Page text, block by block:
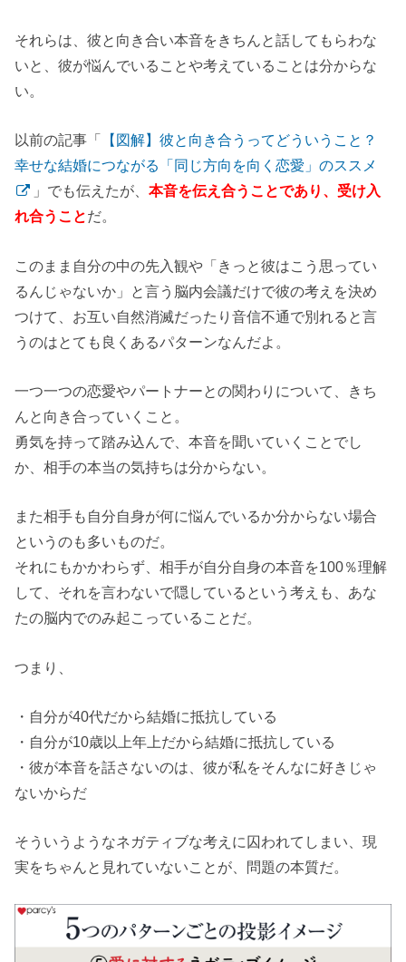
それらは、彼と向き合い本音をきちんと話してもらわな
いと、彼が悩んでいることや考えていることは分からな
い。
以前の記事「 【図解】彼と向き合うってどういうこと？
幸せな結婚につながる「同じ方向を向く恋愛」のススメ
」でも伝えたが、本音を伝え合うことであり、受け入
れ合うことだ。
このまま自分の中の先入観や「きっと彼はこう思ってい
るんじゃないか」と言う脳内会議だけで彼の考えを決め
つけて、お互い自然消滅だったり音信不通で別れると言
うのはとても良くあるパターンなんだよ。
一つ一つの恋愛やパートナーとの関わりについて、きち
んと向き合っていくこと。
勇気を持って踏み込んで、本音を聞いていくことでし
か、相手の本当の気持ちは分からない。
また相手も自分自身が何に悩んでいるか分からない場合
というのも多いものだ。
それにもかかわらず、相手が自分自身の本音を100％理解
して、それを言わないで隠しているという考えも、あな
たの脳内でのみ起こっていることだ。
つまり、
・自分が40代だから結婚に抵抗している
・自分が10歳以上年上だから結婚に抵抗している
・彼が本音を話さないのは、彼が私をそんなに好きじゃ
ないからだ
そういうようなネガティブな考えに囚われてしまい、現
実をちゃんと見れていないことが、問題の本質だ。